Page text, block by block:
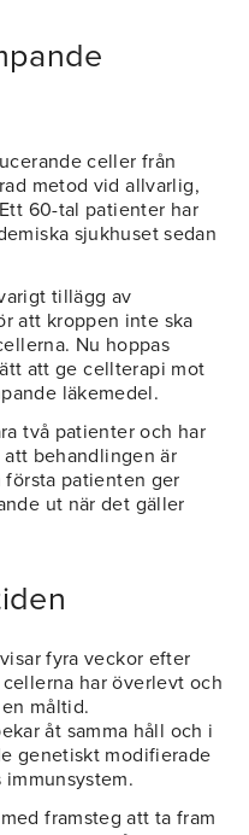
celler från
metod vid allvarlig,
60-tal patienter har
sjukhuset sedan
tillägg av
att kroppen inte ska
Nu hoppas
att ge cellterapi mot
läkemedel.
två patienter och har
behandlingen är
första patienten ger
ut när det gäller
fyra veckor efter
har överlevt och
måltid.
åt samma håll och i
genetiskt modifierade
framsteg att ta fram